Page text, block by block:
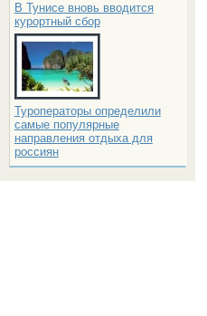
В Тунисе вновь вводится
курортный сбор
Туроператоры определили
самые популярные
направления отдыха для
россиян